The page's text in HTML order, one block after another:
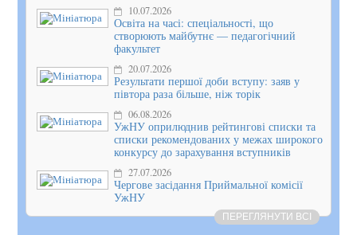
10.07.2026
Освіта на часі: спеціальності, що
створюють майбутнє — педагогічний
факультет
20.07.2026
Результати першої доби вступу: заяв у
півтора раза більше, ніж торік
06.08.2026
УжНУ оприлюднив рейтингові списки та
списки рекомендованих у межах широкого
конкурсу до зарахування вступників
27.07.2026
Чергове засідання Приймальної комісії
УжНУ
ПЕРЕГЛЯНУТИ ВСІ